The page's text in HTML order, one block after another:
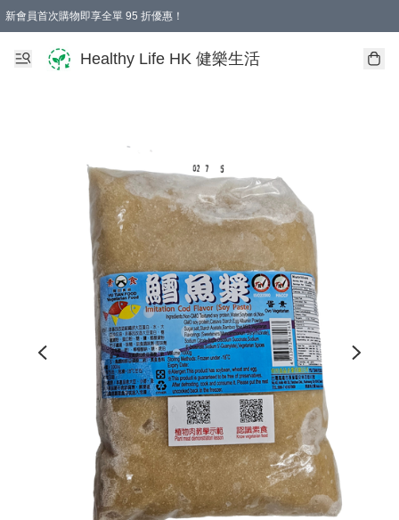
新會員首次購物即享全單 95 折優惠！
Healthy Life HK 健樂生活